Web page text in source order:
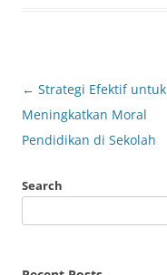
Post
navigation
← Strategi Efektif untuk
Meningkatkan Moral
Pendidikan di Sekolah
Search